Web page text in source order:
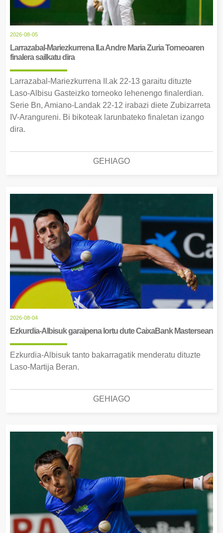
2026-08-05
Larrazabal-Mariezkurrena II.a Andre Maria Zuria Torneoaren
finalera sailkatu dira
Larrazabal-Mariezkurrena II.ak 22-13 garaitu dituzte
Laso-Albisu Gasteizko torneoko lehenengo finalerdian.
Serie Bn, Amiano-Landak 22-12 irabazi diete Zubizarreta
IV-Arangureni. Bi bikoteak larunbateko finaletan izango
dira.
GEHIAGO
2026-08-04
Ezkurdia-Albisuk garaipena lortu dute CaixaBank Mastersean
Ezkurdia-Albisuk tanto bakarragatik menderatu dituzte
Laso-Martija Beran.
GEHIAGO